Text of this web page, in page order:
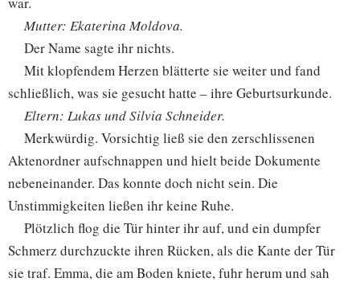
Mutter: Ekaterina Moldova.
Der Name sagte ihr nichts.
Mit klopfendem Herzen blätterte sie weiter und fand
schließlich, was sie gesucht hatte – ihre Geburtsurkunde.
Eltern: Lukas und Silvia Schneider.
Merkwürdig. Vorsichtig ließ sie den zerschlissenen
Aktenordner aufschnappen und hielt beide Dokumente
nebeneinander. Das konnte doch nicht sein. Die
Unstimmigkeiten ließen ihr keine Ruhe.
Plötzlich flog die Tür hinter ihr auf, und ein dumpfer
Schmerz durchzuckte ihren Rücken, als die Kante der Tür
sie traf. Emma, die am Boden kniete, fuhr herum und sah